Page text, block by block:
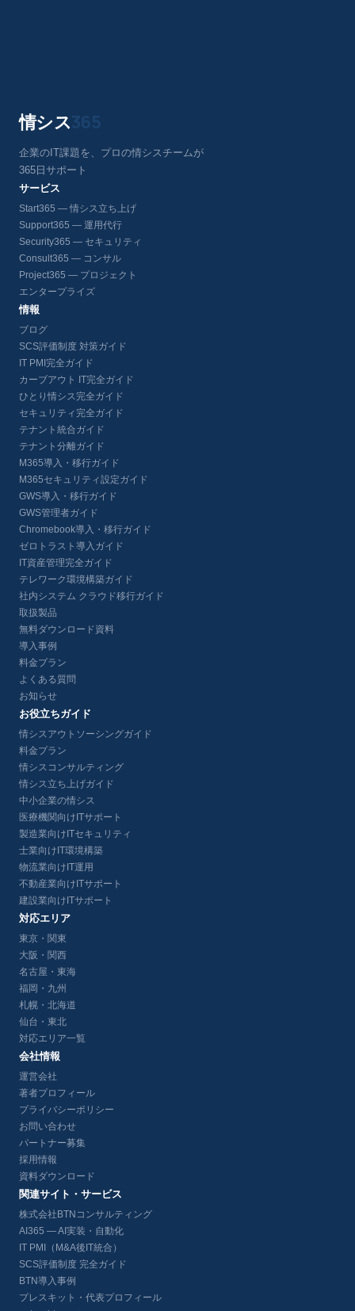
情シス365
企業のIT課題を、プロの情シスチームが
365日サポート
サービス
Start365 — 情シス立ち上げ
Support365 — 運用代行
Security365 — セキュリティ
Consult365 — コンサル
Project365 — プロジェクト
エンタープライズ
情報
ブログ
SCS評価制度 対策ガイド
IT PMI完全ガイド
カーブアウト IT完全ガイド
ひとり情シス完全ガイド
セキュリティ完全ガイド
テナント統合ガイド
テナント分離ガイド
M365導入・移行ガイド
M365セキュリティ設定ガイド
GWS導入・移行ガイド
GWS管理者ガイド
Chromebook導入・移行ガイド
ゼロトラスト導入ガイド
IT資産管理完全ガイド
テレワーク環境構築ガイド
社内システム クラウド移行ガイド
取扱製品
無料ダウンロード資料
導入事例
料金プラン
よくある質問
お知らせ
お役立ちガイド
情シスアウトソーシングガイド
料金プラン
情シスコンサルティング
情シス立ち上げガイド
中小企業の情シス
医療機関向けITサポート
製造業向けITセキュリティ
士業向けIT環境構築
物流業向けIT運用
不動産業向けITサポート
建設業向けITサポート
対応エリア
東京・関東
大阪・関西
名古屋・東海
福岡・九州
札幌・北海道
仙台・東北
対応エリア一覧
会社情報
運営会社
著者プロフィール
プライバシーポリシー
お問い合わせ
パートナー募集
採用情報
資料ダウンロード
関連サイト・サービス
株式会社BTNコンサルティング
AI365 — AI実装・自動化
IT PMI（M&A後IT統合）
SCS評価制度 完全ガイド
BTN導入事例
プレスキット・代表プロフィール